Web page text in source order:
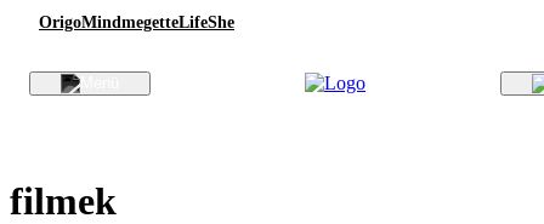
OrigoMindmegetteLifeShe
filmek